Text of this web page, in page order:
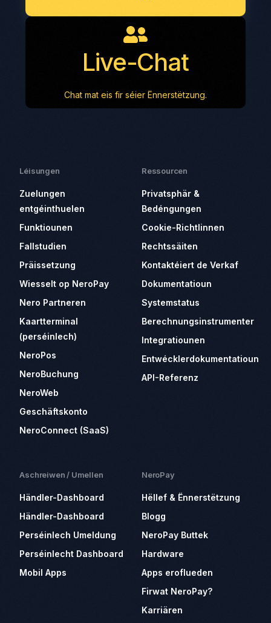
Live-Chat
Chat mat eis fir séier Ënnerstëtzung.
Léisungen
Zuelungen
entgéinthuelen
Funktiounen
Fallstudien
Präissetzung
Wiesselt op NeroPay
Nero Partneren
Kaartterminal
(perséinlech)
NeroPos
NeroBuchung
NeroWeb
Geschäftskonto
NeroConnect (SaaS)
Ressourcen
Privatsphär &
Bedéngungen
Cookie-Richtlinnen
Rechtssäiten
Kontaktéiert de Verkaf
Dokumentatioun
Systemstatus
Berechnungsinstrumenter
Integratiounen
Entwécklerdokumentatioun
API-Referenz
Aschreiwen / Umellen
Händler-Dashboard
Händler-Dashboard
Perséinlech Umeldung
Perséinlecht Dashboard
Mobil Apps
NeroPay
Hëllef & Ënnerstëtzung
Blogg
NeroPay Buttek
Hardware
Apps eroflueden
Firwat NeroPay?
Karriären